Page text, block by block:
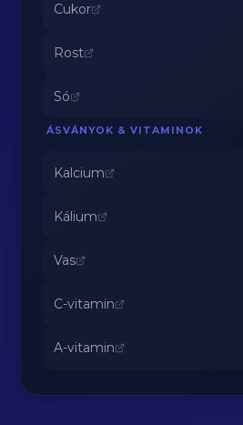
Cukor
Rost
Só
ÁSVÁNYOK & VITAMINOK
Kalcium
Kálium
Vas
C-vitamin
A-vitamin